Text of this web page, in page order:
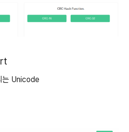
는 Unicode